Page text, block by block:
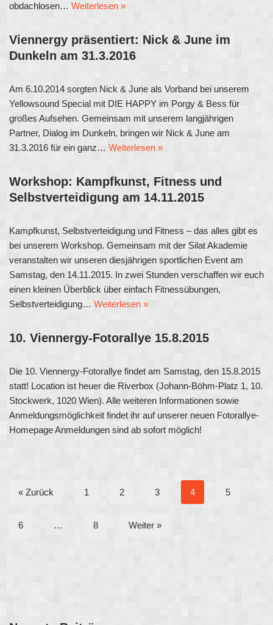
obdachlosen… Weiterlesen »
Viennergy präsentiert: Nick & June im
Dunkeln am 31.3.2016
Am 6.10.2014 sorgten Nick & June als Vorband bei unserem
Yellowsound Special mit DIE HAPPY im Porgy & Bess für
großes Aufsehen. Gemeinsam mit unserem langjährigen
Partner, Dialog im Dunkeln, bringen wir Nick & June am
31.3.2016 für ein ganz…Weiterlesen »
Workshop: Kampfkunst, Fitness und
Selbstverteidigung am 14.11.2015
Kampfkunst, Selbstverteidigung und Fitness – das alles gibt es
bei unserem Workshop. Gemeinsam mit der Silat Akademie
veranstalten wir unseren diesjährigen sportlichen Event am
Samstag, den 14.11.2015. In zwei Stunden verschaffen wir euch
einen kleinen Überblick über einfach Fitnessübungen,
Selbstverteidigung… Weiterlesen »
10. Viennergy-Fotorallye 15.8.2015
Die 10. Viennergy-Fotorallye findet am Samstag, den 15.8.2015
statt! Location ist heuer die Riverbox (Johann-Böhm-Platz 1, 10.
Stockwerk, 1020 Wien). Alle weiteren Informationen sowie
Anmeldungsmöglichkeit findet ihr auf unserer neuen Fotorallye-
Homepage Anmeldungen sind ab sofort möglich!
« Zurück 1 2 3 4 5
6 … 8 Weiter »